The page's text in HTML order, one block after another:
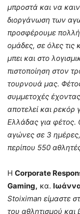
μπροστά και να
διοργάνωση των
προσφέρουμε πολλή
ομάδες, σε όλες τις
μπει και στο
πιστοποίηση στον
τουρνουά μας.
συμμετοχές
αποτελεί και
Ελλάδας για
αγώνες σε 3
περίπου 550
Η Corporate
Gaming, κα.
Stoiximan είμαστε
του αθλητισμού και